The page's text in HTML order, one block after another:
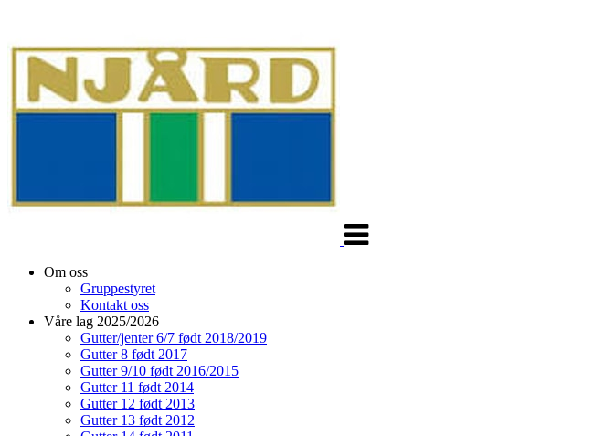
Om oss
Gruppestyret
Kontakt oss
Våre lag 2025/2026
Gutter/jenter 6/7 født 2018/2019
Gutter 8 født 2017
Gutter 9/10 født 2016/2015
Gutter 11 født 2014
Gutter 12 født 2013
Gutter 13 født 2012